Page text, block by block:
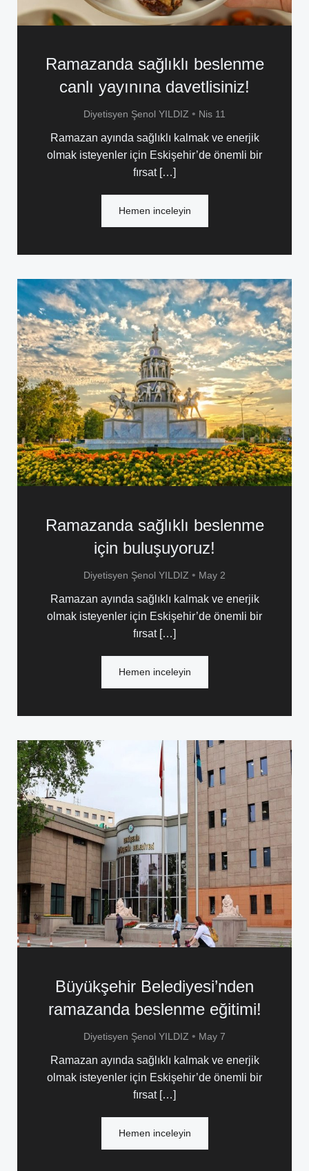
Ramazanda sağlıklı beslenme
canlı yayınına davetlisiniz!
Diyetisyen Şenol YILDIZ • Nis 11
Ramazan ayında sağlıklı kalmak ve enerjik
olmak isteyenler için Eskişehir’de önemli bir
fırsat […]
Hemen inceleyin
Ramazanda sağlıklı beslenme
için buluşuyoruz!
Diyetisyen Şenol YILDIZ • May 2
Ramazan ayında sağlıklı kalmak ve enerjik
olmak isteyenler için Eskişehir’de önemli bir
fırsat […]
Hemen inceleyin
Büyükşehir Belediyesi’nden
ramazanda beslenme eğitimi!
Diyetisyen Şenol YILDIZ • May 7
Ramazan ayında sağlıklı kalmak ve enerjik
olmak isteyenler için Eskişehir’de önemli bir
fırsat […]
Hemen inceleyin